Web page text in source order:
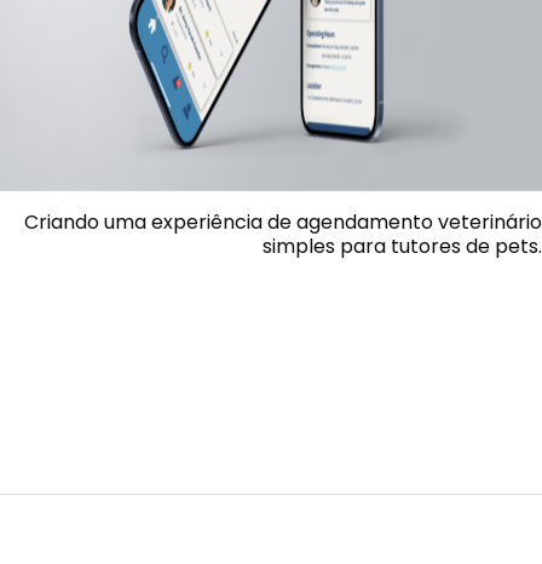
Criando uma experiência de agendamento veterinário
simples para tutores de pets.